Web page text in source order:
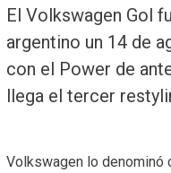
El Volkswagen Gol
argentino un 14 de
con el Power de
llega el tercer
Volkswagen lo denominó